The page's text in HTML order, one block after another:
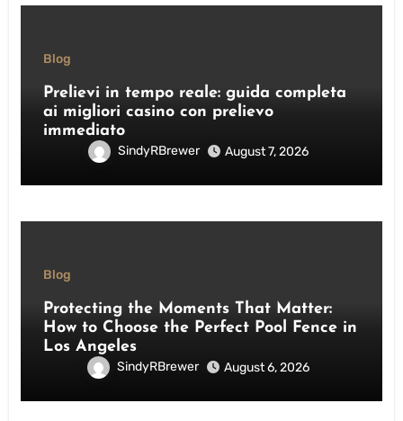
Blog
Prelievi in tempo reale: guida completa
ai migliori casino con prelievo
immediato
SindyRBrewer August 7, 2026
Blog
Protecting the Moments That Matter:
How to Choose the Perfect Pool Fence in
Los Angeles
SindyRBrewer August 6, 2026